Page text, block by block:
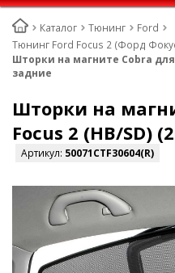
Каталог Тюнинг
Ford
Тюнинг Ford Focus 2 (Форд
Шторки на магните Cobra для
задние
Шторки на
Focus 2 (HB/SD)
Артикул: 50071CTF30604(R)